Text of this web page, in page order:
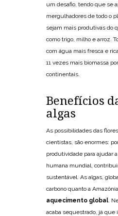
um desafio, tendo que se
mergulhadores de todo o
sejam mais produtivas do
como trigo, milho e arroz.
com água mais fresca e
11 vezes mais biomassa
continentais.
Benefícios
algas
As possibilidades das
cientistas, são enormes:
produtividade para ajudar
humana mundial,
sustentável. As algas,
carbono quanto a
aquecimento global .
acaba sequestrado, já